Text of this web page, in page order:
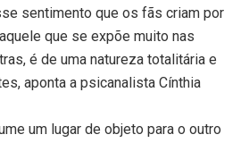
sentimento que os fãs criam por
que se expõe muito nas
é de uma natureza totalitária e
aponta a psicanalista Cínthia
um lugar de objeto para o outro